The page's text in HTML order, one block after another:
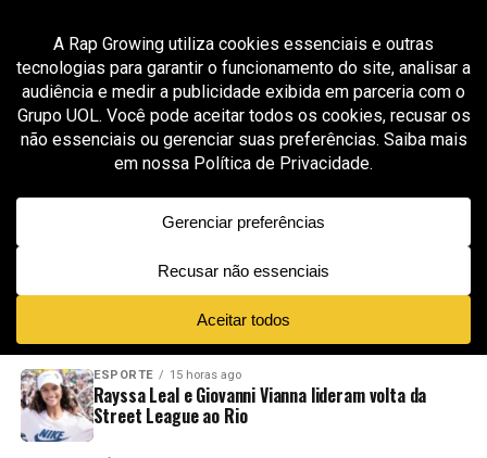
All posts tagged "backstage indústria musical"
MÚSICA 4 semanas ago
Thiago Tico, produtor de Filipe Ret, abre
mentoria sobre produção geral e bastidores da
indústria musical
NOVIDADES EM ALTA VÍDEOS
ESPORTE 15 horas ago
Rayssa Leal e Giovanni Vianna lideram volta da
Street League ao Rio